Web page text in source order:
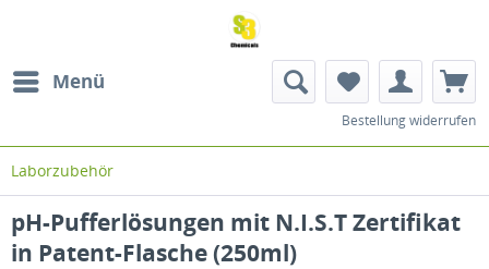
Menü
Bestellung widerrufen
Laborzubehör
pH-Pufferlösungen mit N.I.S.T Zertifikat
in Patent-Flasche (250ml)